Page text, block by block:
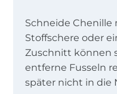
Schneide Chenille
Stoffschere oder
Zuschnitt können
entferne Fusseln
später nicht in die